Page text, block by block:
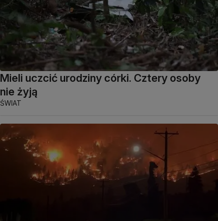
Mieli uczcić urodziny córki. Cztery osoby
nie żyją
ŚWIAT